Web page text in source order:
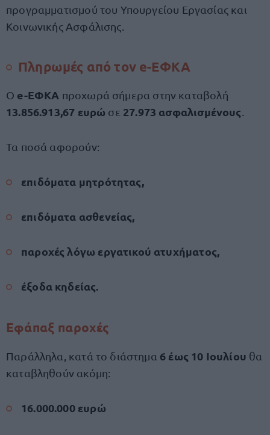
προγραμματισμού του Υπουργείου Εργασίας και
Κοινωνικής Ασφάλισης.
Πληρωμές από τον e-ΕΦΚΑ
Ο e-ΕΦΚΑ προχωρά σήμερα στην καταβολή
13.856.913,67 ευρώ σε 27.973 ασφαλισμένους
Τα ποσά αφορούν:
επιδόματα μητρότητας,
επιδόματα ασθενείας,
παροχές λόγω εργατικού ατυχήματος,
έξοδα κηδείας.
Εφάπαξ παροχές
Παράλληλα, κατά το διάστημα 6 έως 10 Ιουλίου θα
καταβληθούν ακόμη:
16.000.000 ευρώ